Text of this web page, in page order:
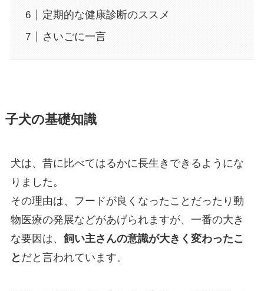
定期的な健康診断のススメ
さいごに一言
子犬の基礎知識
犬は、昔に比べてはるかに長生きできるようにな
りました。
その理由は、フードが良くなったことだったり動
物医療の発展などがあげられますが、一番の大き
な要因は、 飼い主さんの意識が大きく変わったこ
と だと言われています。